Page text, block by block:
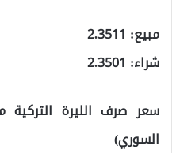
مبيع: 2.3511
شراء: 2.3501
سعر صرف الليرة التركية
السوري)